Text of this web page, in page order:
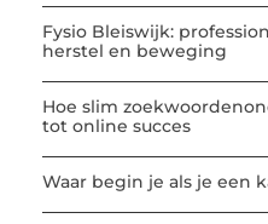
Fysio Bleiswijk:
herstel en beweging
Hoe slim
tot online succes
Waar begin je als je een